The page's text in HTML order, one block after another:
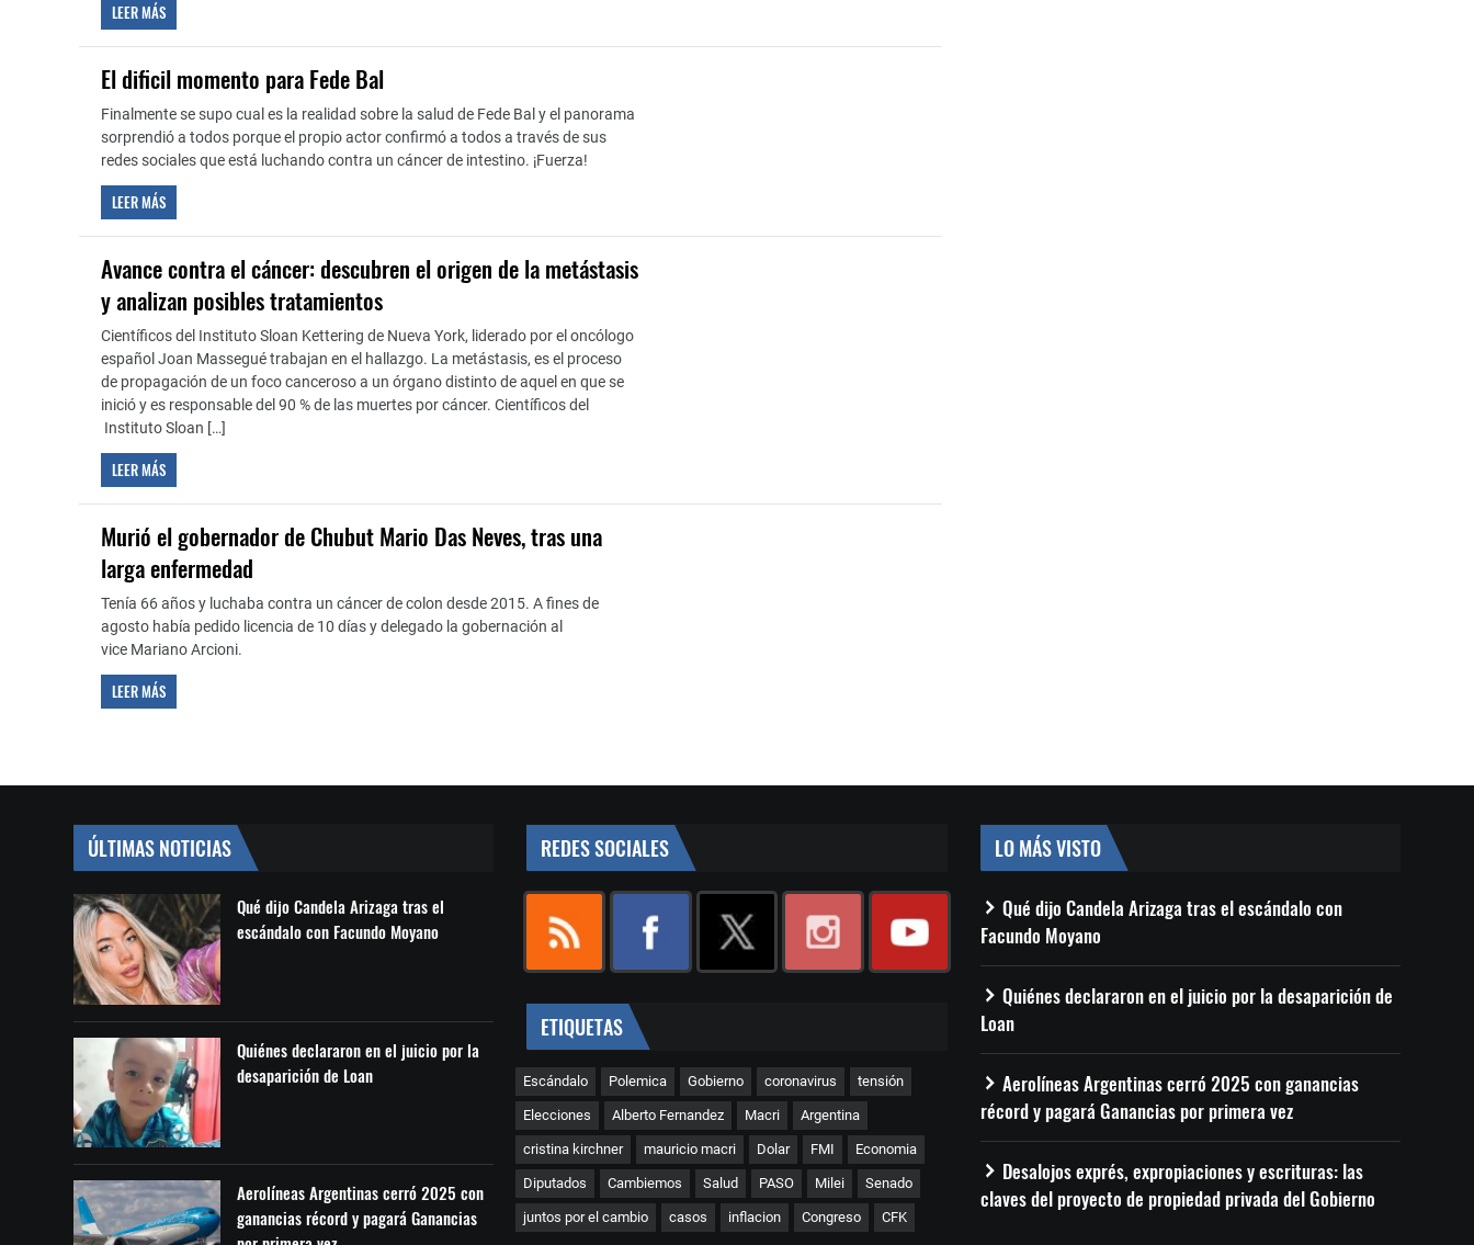
LEER MÁS
El dificil momento para Fede Bal
Finalmente se supo cual es la realidad sobre la salud de Fede Bal y el panorama
sorprendió a todos porque el propio actor confirmó a todos a través de sus
redes sociales que está luchando contra un cáncer de intestino. ¡Fuerza!
LEER MÁS
Avance contra el cáncer: descubren el origen de la metástasis
y analizan posibles tratamientos
Científicos del Instituto Sloan Kettering de Nueva York, liderado por el oncólogo
español Joan Massegué trabajan en el hallazgo. La metástasis, es el proceso
de propagación de un foco canceroso a un órgano distinto de aquel en que se
inició y es responsable del 90 % de las muertes por cáncer. Científicos del
Instituto Sloan […]
LEER MÁS
Murió el gobernador de Chubut Mario Das Neves, tras una
larga enfermedad
Tenía 66 años y luchaba contra un cáncer de colon desde 2015. A fines de
agosto había pedido licencia de 10 días y delegado la gobernación al
vice Mariano Arcioni.
LEER MÁS
ÚLTIMAS NOTICIAS
Qué dijo Candela Arizaga tras el
escándalo con Facundo Moyano
Quiénes declararon en el juicio por la
desaparición de Loan
Aerolíneas Argentinas cerró 2025 con
ganancias récord y pagará Ganancias
REDES SOCIALES
ETIQUETAS
Escándalo Polemica Gobierno coronavirus tensión
Elecciones Alberto Fernandez Macri Argentina
cristina kirchner mauricio macri Dolar FMI Economia
Diputados Cambiemos Salud PASO Milei Senado
juntos por el cambio casos inflacion Congreso CFK
LO MÁS VISTO
Qué dijo Candela Arizaga tras el escándalo con
Facundo Moyano
Quiénes declararon en el juicio por la desaparición de
Loan
Aerolíneas Argentinas cerró 2025 con ganancias
récord y pagará Ganancias por primera vez
Desalojos exprés, expropiaciones y escrituras: las
claves del proyecto de propiedad privada del Gobierno